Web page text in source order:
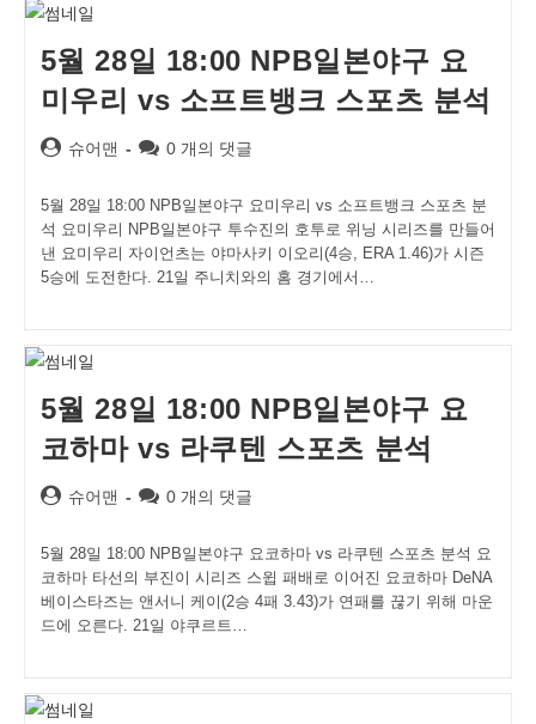
5월 28일 18:00 NPB일본야구 요
미우리 vs 소프트뱅크 스포츠 분석
Post슈어맨
Post0 개의 댓글
5월 28일 18:00 NPB일본야구 요미우리 vs 소프트뱅크 스포츠 분
석 요미우리 NPB일본야구 투수진의 호투로 위닝 시리즈를 만들어
낸 요미우리 자이언츠는 야마사키 이오리(4승, ERA 1.46)가 시즌
5승에 도전한다. 21일 주니치와의 홈 경기에서…
5월 28일 18:00 NPB일본야구 요
코하마 vs 라쿠텐 스포츠 분석
Post슈어맨
Post0 개의 댓글
5월 28일 18:00 NPB일본야구 요코하마 vs 라쿠텐 스포츠 분석 요
코하마 타선의 부진이 시리즈 스윕 패배로 이어진 요코하마 DeNA
베이스타즈는 앤서니 케이(2승 4패 3.43)가 연패를 끊기 위해 마운
드에 오른다. 21일 야쿠르트…